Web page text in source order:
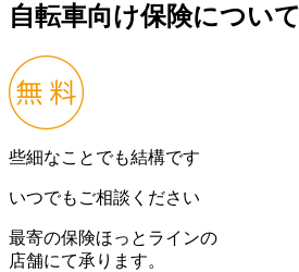
自転車向け保険について
些細なことでも結構です
いつでもご相談ください
最寄の保険ほっとラインの
店舗にて承ります。